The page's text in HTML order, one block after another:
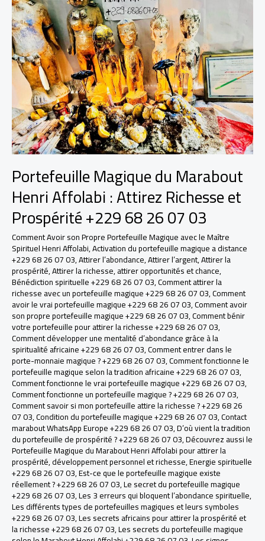
+229
68
26
07
03
Portefeuille Magique du Marabout
Henri Affolabi : Attirez Richesse et
Prospérité +229 68 26 07 03
Comment Avoir son Propre Portefeuille Magique avec le Maître
Spirituel Henri Affolabi,Activation du portefeuille magique a distance
+229 68 26 07 03,Attirer l’abondance,Attirer l’argent,Attirer la
prospérité,Attirer la richesse,attirer opportunités et chance,
Bénédiction spirituelle +229 68 26 07 03,Comment attirer la
richesse avec un portefeuille magique +229 68 26 07 03,Comment
avoir le vrai portefeuille magique +229 68 26 07 03,Comment avoir
son propre portefeuille magique +229 68 26 07 03,Comment bénir
votre portefeuille pour attirer la richesse +229 68 26 07 03,
Comment développer une mentalité d’abondance grâce à la
spiritualité africaine +229 68 26 07 03,Comment entrer dans le
porte-monnaie magique ? +229 68 26 07 03,Comment fonctionne le
portefeuille magique selon la tradition africaine +229 68 26 07 03,
Comment fonctionne le vrai portefeuille magique +229 68 26 07 03,
Comment fonctionne un portefeuille magique ? +229 68 26 07 03,
Comment savoir si mon portefeuille attire la richesse ? +229 68 26
07 03,Condition du portefeuille magique +229 68 26 07 03,Contact
marabout WhatsApp Europe +229 68 26 07 03,D’où vient la tradition
du portefeuille de prospérité ? +229 68 26 07 03,Découvrez aussi le
Portefeuille Magique du Marabout Henri Affolabi pour attirer la
prospérité,développement personnel et richesse,Energie spirituelle
+229 68 26 07 03,Est-ce que le portefeuille magique existe
réellement ? +229 68 26 07 03,Le secret du portefeuille magique
+229 68 26 07 03,Les 3 erreurs qui bloquent l’abondance spirituelle,
Les différents types de portefeuilles magiques et leurs symboles
+229 68 26 07 03,Les secrets africains pour attirer la prospérité et
la richesse +229 68 26 07 03,Les secrets du portefeuille magique